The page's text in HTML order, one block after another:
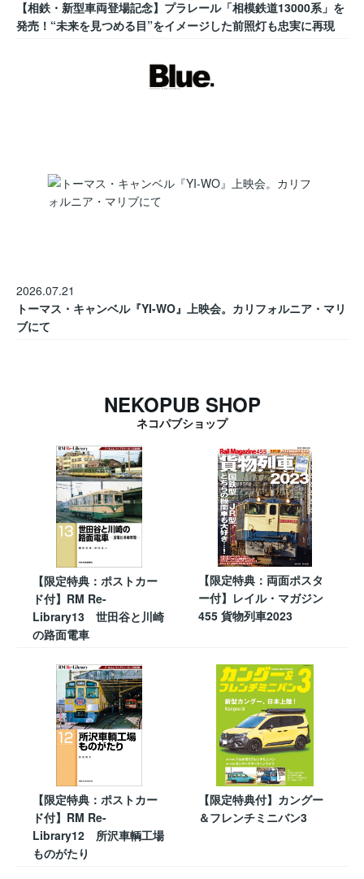
【相鉄・新型車両登場記念】プラレール「相模鉄道13000系」を
発売！“未来を見つめる目”をイメージした前照灯も忠実に再現
2026.07.21
トーマス・キャンベル『YI-WO』上映会。カリフォルニア・マリ
ブにて
NEKOPUB SHOP
ネコパブショップ
【限定特典：ポストカー
ド付】RM Re-
Library13 世田谷と川崎
の路面電車
【限定特典：両面ポスタ
ー付】レイル・マガジン
455 貨物列車2023
【限定特典：ポストカー
ド付】RM Re-
Library12 所沢車輌工場
ものがたり
【限定特典付】カングー
＆フレンチミニバン3